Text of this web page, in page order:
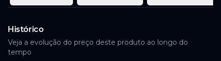
Histórico
Veja a evolução do preço deste produto ao longo do
tempo